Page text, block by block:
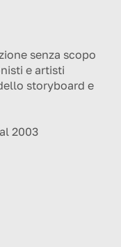
senza scopo
e artisti
storyboard e
2003